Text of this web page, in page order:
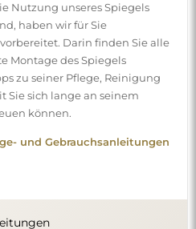
Nutzung unseres Spiegels
haben wir für Sie
Darin finden Sie alle
Montage des Spiegels
zu seiner Pflege, Reinigung
sich lange an seinem
können.
und Gebrauchsanleitungen